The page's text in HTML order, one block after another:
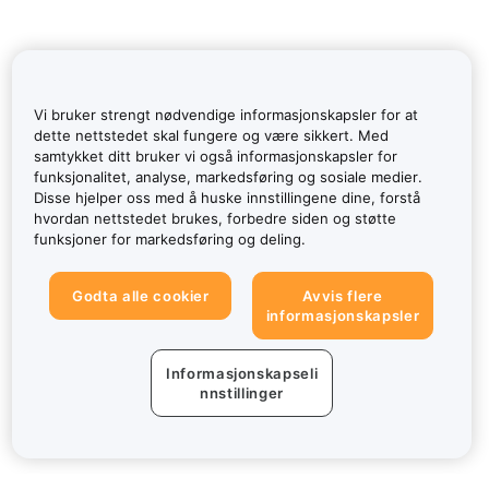
Vi bruker strengt nødvendige informasjonskapsler for at
dette nettstedet skal fungere og være sikkert. Med
samtykket ditt bruker vi også informasjonskapsler for
funksjonalitet, analyse, markedsføring og sosiale medier.
Disse hjelper oss med å huske innstillingene dine, forstå
hvordan nettstedet brukes, forbedre siden og støtte
funksjoner for markedsføring og deling.
Godta alle cookier
Avvis flere
informasjonskapsler
Informasjonskapseli
nnstillinger